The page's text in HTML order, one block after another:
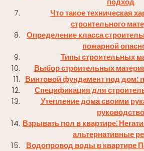
Что такое техническая
строительного
Определение класса
пожарной
Типы строительных
Выбор строительных
Винтовой фундамент под дом:
Спецификация для
Утепление дома своими
руководство
Взрывать пол в квартире⁚
альтернативные
Водопровод воды в квартире